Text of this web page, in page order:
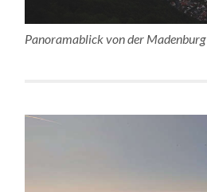
Panoramablick von der Madenburg